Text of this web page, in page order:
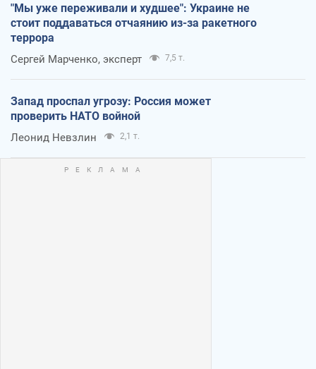
"Мы уже переживали и худшее": Украине не
стоит поддаваться отчаянию из-за ракетного
террора
Сергей Марченко, эксперт 7,5 т.
Запад проспал угрозу: Россия может
проверить НАТО войной
Леонид Невзлин 2,1 т.